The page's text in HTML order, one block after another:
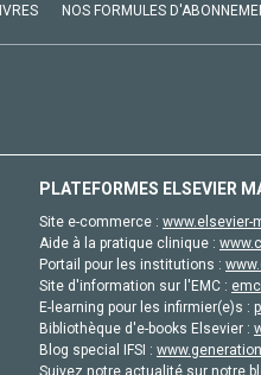
NOS FORMULES
PLATEFORMES ELSEVIER
Site e-commerce : www.elsevier-
Aide à la pratique clinique :
Portail pour les institutions :
Site d'information sur l'EMC :
E-learning pour les infirmier(e)s :
Bibliothèque d'e-books Elsevier :
Blog special IFSI :
Suivez notre actualité sur notre